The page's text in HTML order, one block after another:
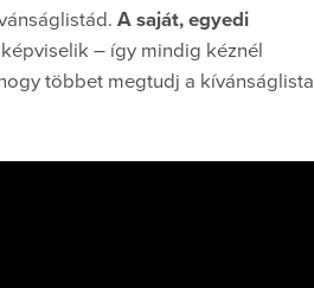
A saját, egyedi
– így mindig kéznél
többet megtudj a kívánságlista